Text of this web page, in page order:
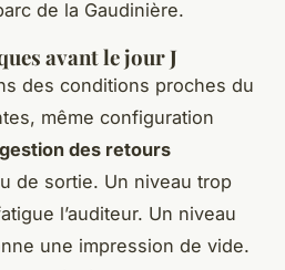
de la Gaudinière.
avant le jour J
des conditions proches du
même configuration
gestion des retours
de sortie. Un niveau trop
l’auditeur. Un niveau
une impression de vide.